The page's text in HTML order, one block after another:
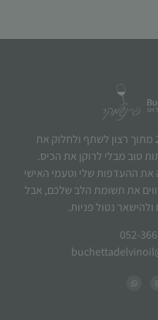
בלוג הפיינשמקר נוצר בשנת 2012 מתוך רצון לשתף ולחלוק את
טוב מבלי לרוקן את הכיס.
את ההעדפות שלי וטעמי האישי
שווים את תשומת הלב שלכם, אבל
נטול פניות.